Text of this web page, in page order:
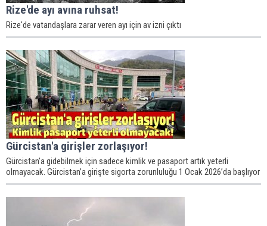
Rize'de ayı avına ruhsat!
Rize'de vatandaşlara zarar veren ayı için av izni çıktı
Gürcistan'a girişler zorlaşıyor!
Gürcistan’a gidebilmek için sadece kimlik ve pasaport artık yeterli
olmayacak. Gürcistan’a girişte sigorta zorunluluğu 1 Ocak 2026’da başlıyor